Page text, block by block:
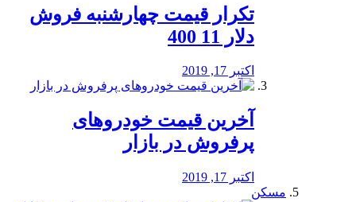
تکرار قیمت چهارشنبه فروش
دلار 11 400
اکتبر 17, 2019
آخرین قیمت خودرو‌های
پرفروش در بازار
اکتبر 17, 2019
مسکن